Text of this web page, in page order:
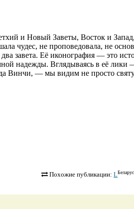
и Новый Заветы, Восток и Запад,
чудес, не проповедовала, не
завета. Её иконография — это
надежды. Вглядываясь в её лики
Винчи, — мы видим не просто
Похожие публикации: L